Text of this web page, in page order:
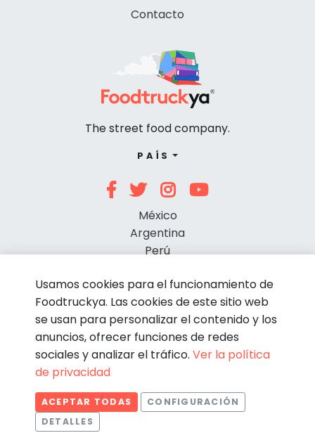
Contacto
The street food company.
PAÍS
México
Argentina
Perú
© Foodtruckya 2026
Condiciones de contratación Política de privacidad
Aviso legal
Usamos cookies para el funcionamiento de
Foodtruckya. Las cookies de este sitio web
se usan para personalizar el contenido y los
anuncios, ofrecer funciones de redes
sociales y analizar el tráfico. Ver la política
de privacidad
ACEPTAR TODAS
CONFIGURACIÓN
DETALLES